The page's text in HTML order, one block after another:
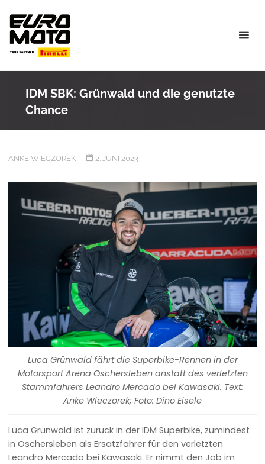
content
IDM SBK: Grünwald und die genutzte
Chance
ANKE WIECZOREK 2. JUNI 2023
Luca Grünwald fährt die Superbike-Rennen in der
Motorsport Arena Oschersleben anstatt des verletzten
Stammfahrers Leandro Mercado bei Kawasaki. Text:
Anke Wieczorek; Foto: Dino Eisele
Luca Grünwald ist zurück in der IDM Superbike, zumindest
in Oschersleben als Ersatzfahrer für den verletzten
Leandro Mercado bei Kawasaki. Er nimmt den Job im